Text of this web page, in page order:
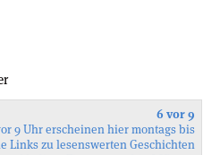
6 vor 9
9 Uhr erscheinen hier montags bis
Links zu lesenswerten Geschichten